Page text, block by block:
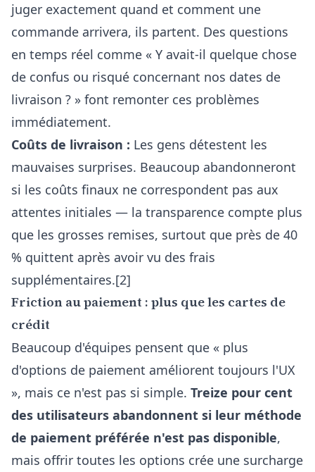
juger exactement quand et comment une
commande arrivera, ils partent. Des questions
en temps réel comme « Y avait-il quelque chose
de confus ou risqué concernant nos dates de
livraison ? » font remonter ces problèmes
immédiatement.
Coûts de livraison : Les gens détestent les
mauvaises surprises. Beaucoup abandonneront
si les coûts finaux ne correspondent pas aux
attentes initiales — la transparence compte plus
que les grosses remises, surtout que près de 40
% quittent après avoir vu des frais
supplémentaires.[2]
Friction au paiement : plus que les cartes de
crédit
Beaucoup d'équipes pensent que « plus
d'options de paiement améliorent toujours l'UX
», mais ce n'est pas si simple. Treize pour cent
des utilisateurs abandonnent si leur méthode
de paiement préférée n'est pas disponible,
mais offrir toutes les options crée une surcharge